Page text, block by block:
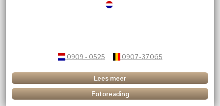
0909 - 0525 0907-37065
Lees meer
Fotoreading